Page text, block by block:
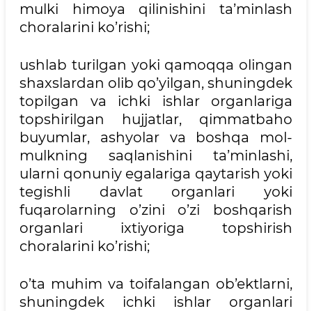
mulki himoya qilinishini ta’minlash
choralarini ko’rishi;
ushlab turilgan yoki qamoqqa olingan
shaxslardan olib qo’yilgan, shuningdek
topilgan va ichki ishlar organlariga
topshirilgan hujjatlar, qimmatbaho
buyumlar, ashyolar va boshqa mol-
mulkning saqlanishini ta’minlashi,
ularni qonuniy egalariga qaytarish yoki
tegishli davlat organlari yoki
fuqarolarning o’zini o’zi boshqarish
organlari ixtiyoriga topshirish
choralarini ko’rishi;
o’ta muhim va toifalangan ob’ektlarni,
shuningdek ichki ishlar organlari